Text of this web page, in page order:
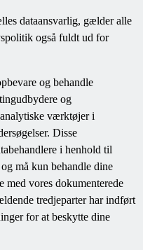
dataansvarlig, gælder alle
også fuldt ud for
og behandle
og
værktøjer i
Disse
i henhold til
må kun behandle dine
med vores dokumenterede
tredjeparter har indført
for at beskytte dine